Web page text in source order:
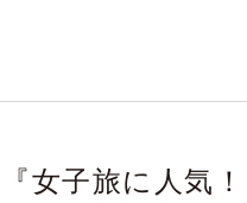
『女子旅に人気！